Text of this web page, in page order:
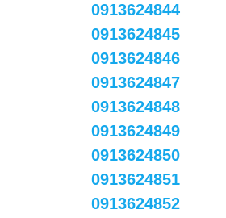
0913624844
0913624845
0913624846
0913624847
0913624848
0913624849
0913624850
0913624851
0913624852